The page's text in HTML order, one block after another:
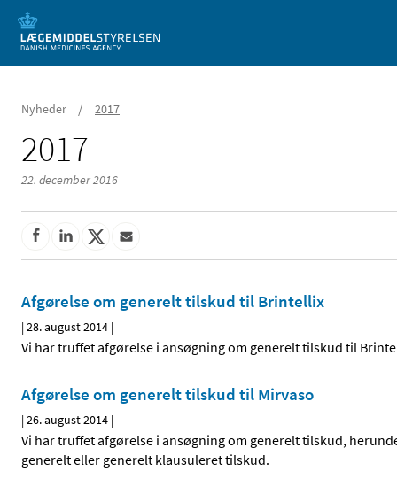
Mobil visning
Nyheder / 2017
2017
22. december 2016
Afgørelse om generelt tilskud til Brintellix
|28. august 2014 |
Vi har truffet afgørelse i ansøgning om generelt tilskud til
Afgørelse om generelt tilskud til Mirvaso
|26. august 2014 |
Vi har truffet afgørelse i ansøgning om generelt tilskud,
generelt eller generelt klausuleret tilskud.